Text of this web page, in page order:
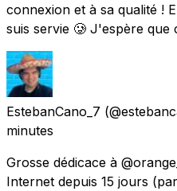
connexion et à sa qualité !
suis servie 🥲 J'espère
EstebanCano_7
minutes
Grosse dédicace à
Internet depuis 15 jours